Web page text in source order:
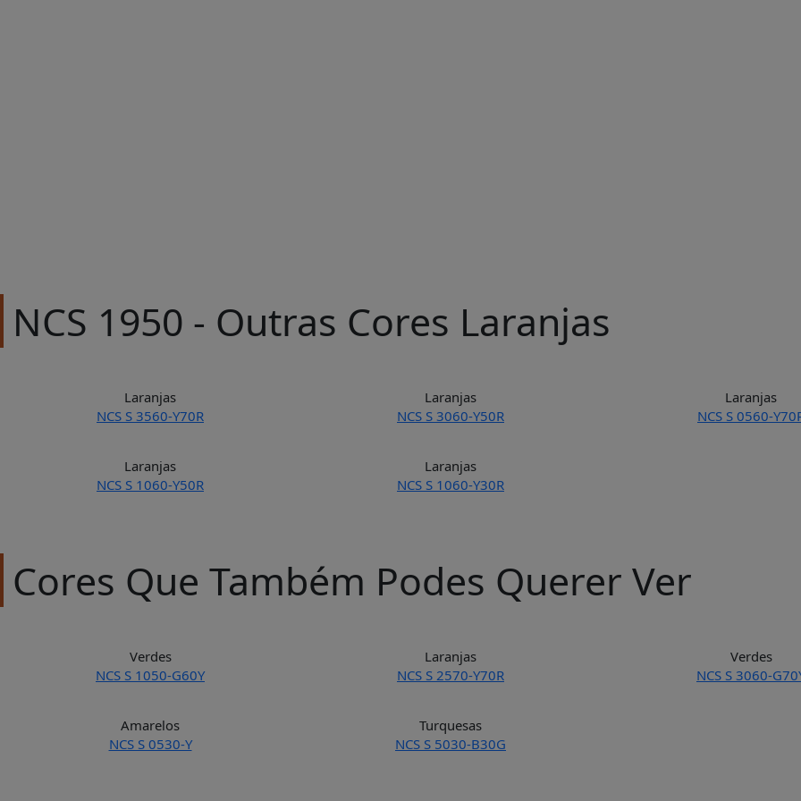
NCS 1950 - Outras Cores Laranjas
Laranjas
NCS S 3560-Y70R
Laranjas
NCS S 3060-Y50R
Laranjas
NCS S 0560-
Laranjas
NCS S 1060-Y50R
Laranjas
NCS S 1060-Y30R
Cores Que Também Podes Querer Ver
Verdes
NCS S 1050-G60Y
Laranjas
NCS S 2570-Y70R
Verdes
NCS S 3060-
Amarelos
NCS S 0530-Y
Turquesas
NCS S 5030-B30G